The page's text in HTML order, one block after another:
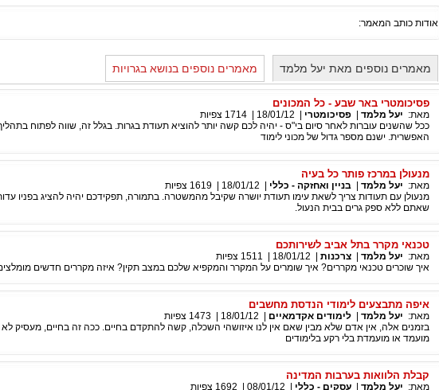
אודות כותב המאמר:
מאמרים נוספים מאת יעל מלמד מאמרים נוספים בנושא בגרויות
פסיכומטרי באר שבע - כל המכונים
מאת: יעל מלמד פסיכומטרי 18/01/12
1714 צפיות
ככל שהשנים עוברות לאחר סיום בי"ס - יהיה לכם קשה יותר להוציא תעודת בגרות. בגלל זה, שווה לפתוח
האפשרית. ישנם מספר גדול של מכוני לימוד
מנעולן במרכז פותר כל בעיה
מאת: יעל מלמד בניין ואחזקה - כללי 18/01/12
1619 צפיות
מנעולן עם תעודות צריך לשאת עימו תעודת יושרה שקיבל מהמשטרה. בתמורה, תפקידכם יהיה להציג בפניו
שאתם ללא ספק גרים בבית הנעול.
טכנאי מקרר בתל אביב לשירותכם
מאת: יעל מלמד צרכנות 18/01/12
1511 צפיות
איך שוכרים טכנאי מקררים? איך שומרים על המקרר והמקפיא שלכם במצב תקין? איזה מקררים חדשים
איפה מתבצעים לימודי הנדסת מחשבים
מאת: יעל מלמד לימודים אקדמאיים 18/01/12
1473 צפיות
בזמנים אלה, אין אדם שלא מבין שאם אין לנו איזושהי השכלה, קשה להתקדם בחיים. ככה זה בחיים, מעסיק
מועמד או מועמדת בלי רקע בלימודים
קבלת הלוואות בערבות המדינה
מאת: יעל מלמד עסקים - כללי 08/01/12
1692 צפיות